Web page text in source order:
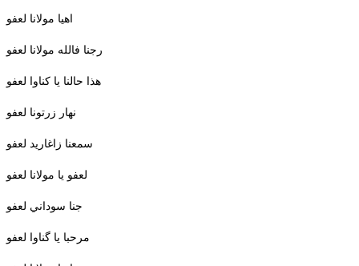
اهيا مولانا لعفو
رجنا فالله مولانا لعفو
هذا حالنا يا كناوا لعفو
نهار زرتونا لعفو
سمعنا زاغاريد لعفو
لعفو يا مولانا لعفو
جنا سوداني لعفو
مرحبا يا گناوا لعفو